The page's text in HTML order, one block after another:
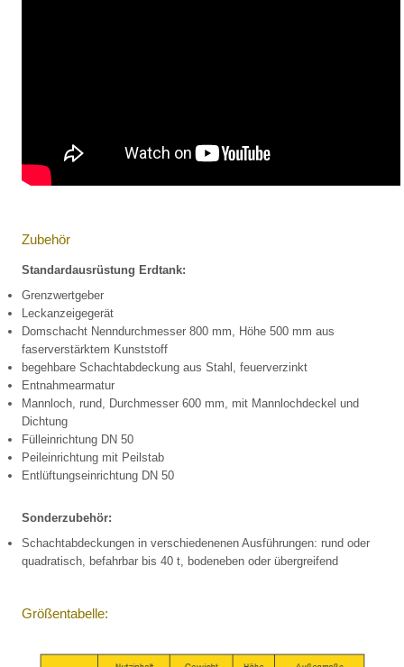
Zubehör
Standardausrüstung Erdtank:
Grenzwertgeber
Leckanzeigegerät
Domschacht Nenndurchmesser 800 mm, Höhe 500 mm aus
faserverstärktem Kunststoff
begehbare Schachtabdeckung aus Stahl, feuerverzinkt
Entnahmearmatur
Mannloch, rund, Durchmesser 600 mm, mit Mannlochdeckel und
Dichtung
Fülleinrichtung DN 50
Peileinrichtung mit Peilstab
Entlüftungseinrichtung DN 50
Sonderzubehör:
Schachtabdeckungen in verschiedenenen Ausführungen: rund oder
quadratisch, befahrbar bis 40 t, bodeneben oder übergreifend
Größentabelle: